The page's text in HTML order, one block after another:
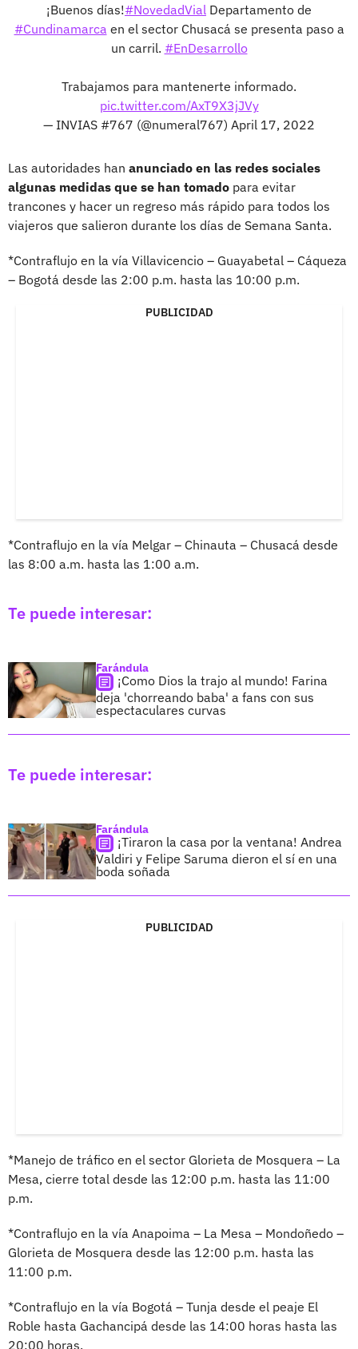
¡Buenos días!#NovedadVial Departamento de
#Cundinamarca en el sector Chusacá se presenta paso a
un carril. #EnDesarrollo
Trabajamos para mantenerte informado.
pic.twitter.com/AxT9X3jJVy
— INVIAS #767 (@numeral767) April 17, 2022
Las autoridades han anunciado en las redes sociales
algunas medidas que se han tomado para evitar
trancones y hacer un regreso más rápido para todos los
viajeros que salieron durante los días de Semana Santa.
*Contraflujo en la vía Villavicencio – Guayabetal – Cáqueza
– Bogotá desde las 2:00 p.m. hasta las 10:00 p.m.
PUBLICIDAD
*Contraflujo en la vía Melgar – Chinauta – Chusacá desde
las 8:00 a.m. hasta las 1:00 a.m.
Te puede interesar:
Farándula
¡Como Dios la trajo al mundo! Farina
deja 'chorreando baba' a fans con sus
espectaculares curvas
Te puede interesar:
Farándula
¡Tiraron la casa por la ventana! Andrea
Valdiri y Felipe Saruma dieron el sí en una
boda soñada
PUBLICIDAD
*Manejo de tráfico en el sector Glorieta de Mosquera – La
Mesa, cierre total desde las 12:00 p.m. hasta las 11:00
p.m.
*Contraflujo en la vía Anapoima – La Mesa – Mondoñedo –
Glorieta de Mosquera desde las 12:00 p.m. hasta las
11:00 p.m.
*Contraflujo en la vía Bogotá – Tunja desde el peaje El
Roble hasta Gachancipá desde las 14:00 horas hasta las
20:00 horas.